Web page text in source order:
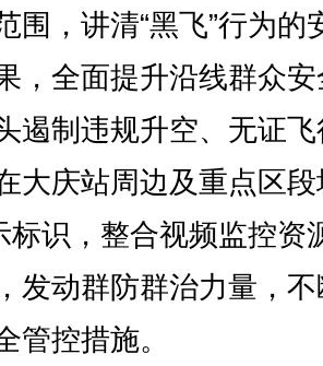
围，讲清“黑飞”行为的
，全面提升沿线群众
遏制违规升空、无证
大庆站周边及重点区段
标识，整合视频监控资
发动群防群治力量，
管控措施。​